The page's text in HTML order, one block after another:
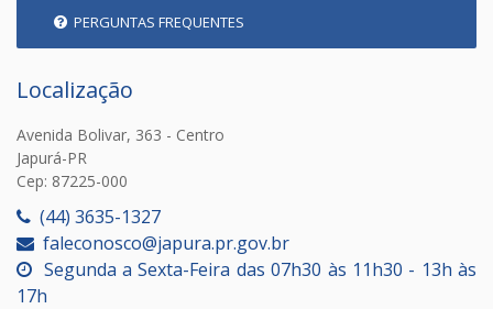
PERGUNTAS FREQUENTES
Localização
Avenida Bolivar, 363 - Centro
Japurá-PR
Cep: 87225-000
(44) 3635-1327
faleconosco@japura.pr.gov.br
Segunda a Sexta-Feira das 07h30 às 11h30 - 13h às
17h